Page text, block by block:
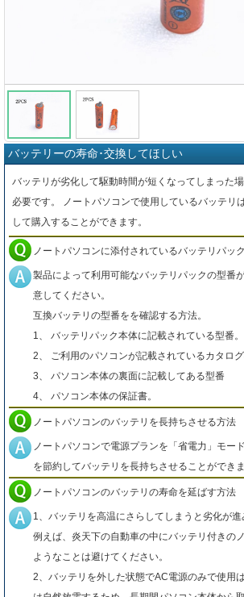
バッテリーの寿命･交換してほしい
バッテリが劣化して駆動時間が短くなってしまった
必要です。 ノートパソコンで使用しているバッテリ
して購入することができます。
ノートパソコンに添付されているバッテリパッ
製品によって利用可能なバッテリパックの型番
意してください。
互換バッテリの型番をを確認する方法。
1、 バッテリパック本体に記載されている型番。
2、 ご利用のパソコンが記載されているカタロ
3、 パソコン本体の裏面に記載してある型番
4、 パソコン本体の保証書。
ノートパソコンのバッテリを長持ちさせる方法
ノートパソコンで電源プランを「省電力」モー
を節約してバッテリを長持ちさせることができま
ノートパソコンのバッテリの寿命を延ばす方法
1、バッテリを高温にさらしてしまうと劣化が進
例えば、炎天下の自動車の中にバッテリ付きの
ようなことは避けてください。
2、バッテリを外した状態でAC電源のみで使用